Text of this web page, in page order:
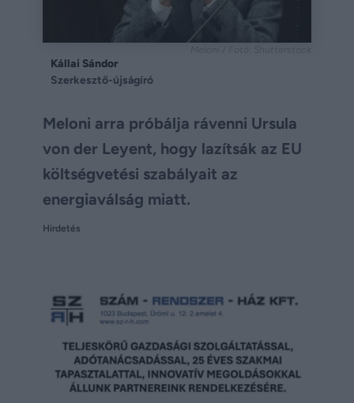
Kállai Sándor
Szerkesztő-újságíró
Meloni arra próbálja rávenni Ursula
von der Leyent, hogy lazítsák az EU
költségvetési szabályait az
energiaválság miatt.
Hirdetés